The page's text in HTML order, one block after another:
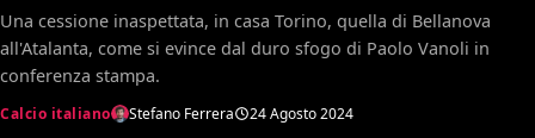
Una cessione inaspettata, in casa Torino, quella di Bellanova
all'Atalanta, come si evince dal duro sfogo di Paolo Vanoli in
conferenza stampa.
Calcio italiano Stefano Ferrera 24 Agosto 2024